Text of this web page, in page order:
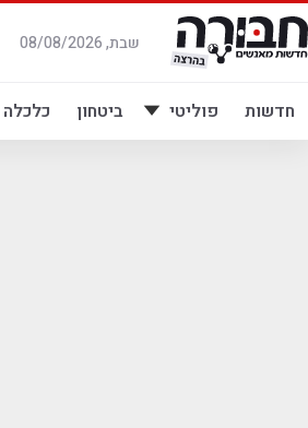
דלג
לתוכן
שבת, 08/08/2026
חדשות פוליטי ביטחון כלכלה